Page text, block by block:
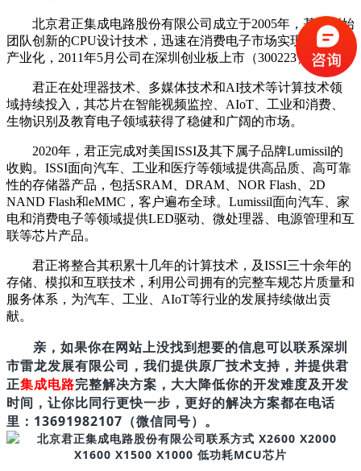
北京君正集成电路股份有限公司成立于2005年，基于创始
团队创新的CPU设计技术，迅速在消费电子市场实现SoC芯片
产业化，2011年5月公司在深圳创业板上市（300223）。
君正在处理器技术、多媒体技术和AI技术等计算技术领
域持续投入，其芯片在智能视频监控、AIoT、工业和消费、
生物识别及教育电子领域获得了稳健和广阔的市场。
2020年，君正完成对美国ISSI及其下属子品牌Lumissil的
收购。ISSI面向汽车、工业和医疗等领域提供高品质、高可靠
性的存储器产品，包括SRAM、DRAM、NOR Flash、2D
NAND Flash和eMMC，客户遍布全球。Lumissil面向汽车、家
电和消费电子等领域提供LED驱动、微处理器、电源管理和互
联等芯片产品。
君正将整合其积累十几年的计算技术，及ISSI三十余年的
存储、模拟和互联技术，利用公司拥有的完整车规芯片质量和
服务体系，为汽车、工业、AIoT等行业的发展持续做出贡
献。
亲，如果你在网站上没找到想要的信息可以联系深圳
市雷龙发展有限公司，我们提供原厂技术支持，并提供君
正集成电路完整解决方案，大大降低你的开发难度及开发
时间，让你比同行更快一步，更好的解决方案都在电话
里：13691982107（微信同号）。